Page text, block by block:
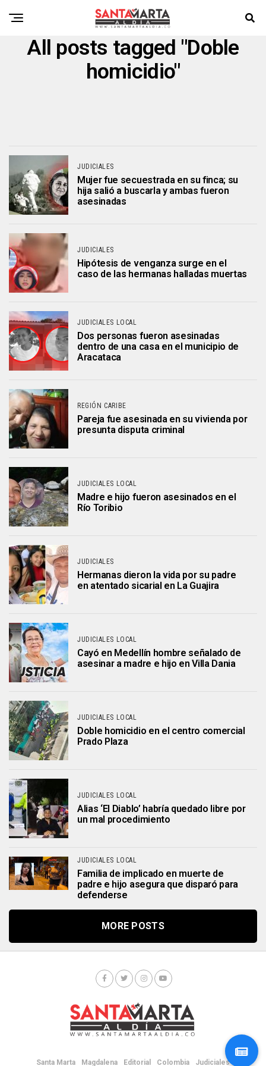
All posts tagged "Doble
homicidio"
JUDICIALES
Mujer fue secuestrada en su finca; su
hija salió a buscarla y ambas fueron
asesinadas
JUDICIALES
Hipótesis de venganza surge en el
caso de las hermanas halladas muertas
JUDICIALES LOCAL
Dos personas fueron asesinadas
dentro de una casa en el municipio de
Aracataca
REGIÓN CARIBE
Pareja fue asesinada en su vivienda por
presunta disputa criminal
JUDICIALES LOCAL
Madre e hijo fueron asesinados en el
Río Toribio
JUDICIALES
Hermanas dieron la vida por su padre
en atentado sicarial en La Guajira
JUDICIALES LOCAL
Cayó en Medellín hombre señalado de
asesinar a madre e hijo en Villa Dania
JUDICIALES LOCAL
Doble homicidio en el centro comercial
Prado Plaza
JUDICIALES LOCAL
Alias ‘El Diablo’ habría quedado libre por
un mal procedimiento
JUDICIALES LOCAL
Familia de implicado en muerte de
padre e hijo asegura que disparó para
defenderse
MORE POSTS
Santa Marta Magdalena Editorial Colombia Judiciales